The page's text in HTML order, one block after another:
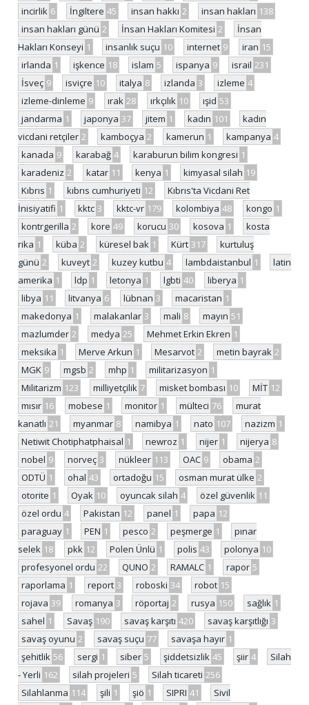
incirlik 6 İngiltere 45 insan hakkı 2 insan hakları 138
insan hakları günü 2 İnsan Hakları Komitesi 2
İnsan
Hakları Konseyi 1 insanlık suçu 10 internet 9 iran 15
irlanda 1 işkence 18 islam 5 ispanya 9 israil 231
İsveç 9 isviçre 10 italya 8 izlanda 3 izleme 4
izleme-dinleme 9 ırak 28 ırkçılık 10 ışid 53
jandarma 1 japonya 37 jitem 1 kadın 101
kadın
vicdani retçiler 2 kamboçya 2 kamerun 1 kampanya 4
kanada 9 karabağ 4 karaburun bilim kongresi 1
karadeniz 2 katar 11 kenya 1 kimyasal silah 19
Kıbrıs 1 kıbrıs cumhuriyeti 12
Kıbrıs'ta Vicdani Ret
İnisiyatifi 1 kktc 3 kktc-vr 179 kolombiya 48 kongo 1
kontrgerilla 2 kore 49 korucu 30 kosova 1
kosta
rika 1 küba 2 küresel bak 1 Kürt 317
kurtuluş
günü 2 kuveyt 2 kuzey kutbu 4 lambdaistanbul 1
latin
amerika 1 ldp 1 letonya 1 lgbti 40 liberya 1
libya 11 litvanya 6 lübnan 3 macaristan 1
makedonya 1 malakanlar 3 mali 8 mayın 51
mazlumder 2 medya 25 Mehmet Erkin Ekren 1
meksika 1 Merve Arkun 1 Mesarvot 2 metin bayrak 2
MGK 9 mgsb 2 mhp 1 militarizasyon 1
Militarizm 123 milliyetçilik 7 misket bombası 10 MİT 12
mısır 16 mobese 1 monitor 1 mülteci 76
murat
kanatlı 21 myanmar 8 namibya 1 nato 107 nazizm 1
Netiwit Chotiphatphaisal 1 newroz 1 nijer 1 nijerya 8
nobel 9 norveç 3 nükleer 113 OAC 9 obama 2
ODTÜ 1 ohal 43 ortadoğu 15 osman murat ülke 2
otorite 1 Oyak 10 oyuncak silah 4 özel güvenlik 11
özel ordu 4 Pakistan 12 panel 1 papa 12
paraguay 1 PEN 1 pesco 2 peşmerge 1
pınar
selek 18 pkk 12 Polen Ünlü 1 polis 43 polonya 10
profesyonel ordu 22 QUNO 2 RAMALC 1 rapor 5
raporlama 1 report 3 roboski 34 robot 15
rojava 39 romanya 3 röportaj 2 rusya 150 sağlık 1
sahel 1 Savaş 190 savaş karşıtı 420 savaş karşıtlığı 3
savaş oyunu 2 savaş suçu 77 savaşa hayır 1
şehitlik 56 sergi 1 siber 5 şiddetsizlik 45 şiir 4
Silah
- Yerli 162 silah projeleri 5 Silah ticareti 256
Silahlanma 114 şili 1 şiö 1 SIPRI 41
Sivil